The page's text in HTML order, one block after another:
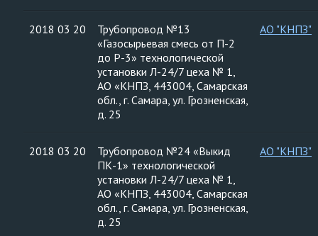
2018 03 20
Трубопровод №13
«Газосырьевая смесь от П-2
до Р-3» технологической
установки Л-24/7 цеха № 1,
АО «КНПЗ, 443004, Самарская
обл., г. Самара, ул. Грозненская,
д. 25
АО "КНПЗ"
2018 03 20
Трубопровод №24 «Выкид
ПК-1» технологической
установки Л-24/7 цеха № 1,
АО «КНПЗ, 443004, Самарская
обл., г. Самара, ул. Грозненская,
д. 25
АО "КНПЗ"